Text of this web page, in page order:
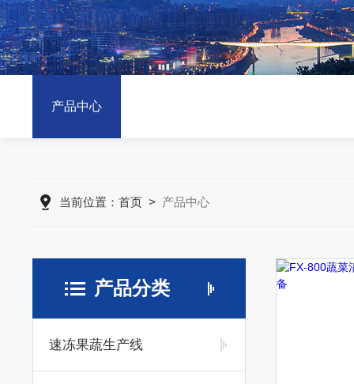
产品中心
当前位置： 首页> 产品中心
产品分类
速冻果蔬生产线